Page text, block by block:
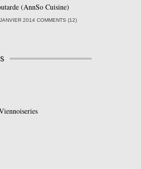
(AnnSo Cuisine)
2014 COMMENTS (12)